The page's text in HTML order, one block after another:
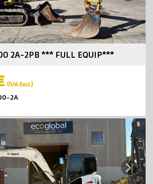
2A-2PB *** FULL EQUIP***
(IVA Excl.)
2A
Next